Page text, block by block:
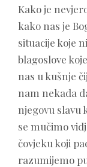
Kako je
kako nas je
situacije koje
blagoslove
nas u kušnje
nam nekada
njegovu slavu
se mučimo
čovjeku koji
razumijemo